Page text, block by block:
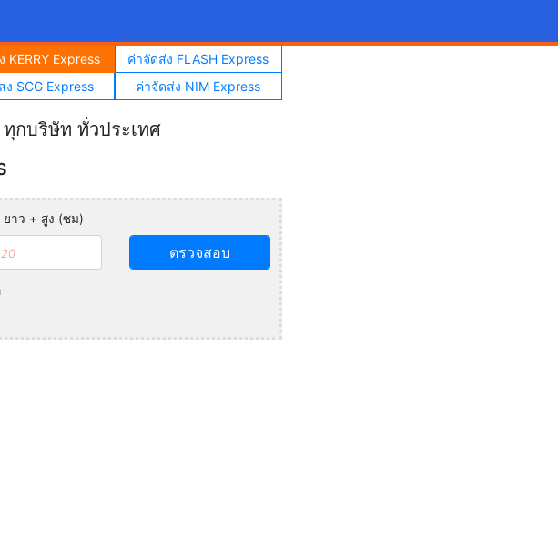
KERRY Express
ค่าจัดส่ง FLASH Express
ง SCG Express ค่าจัดส่ง NIM Express
ทุกบริษัท ทั่วประเทศ
ยาว + สูง (ซม)
ตรวจสอบ